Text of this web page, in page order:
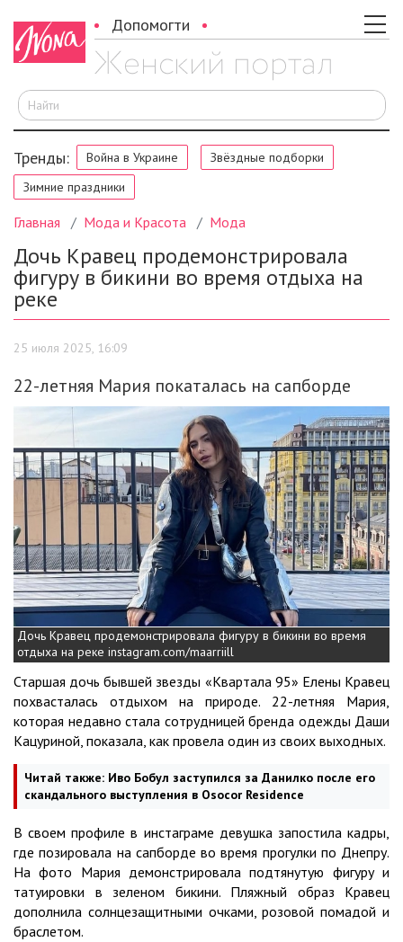
Допомогти
Тренды: Война в Украине
Звёздные подборки
Зимние праздники
Главная Мода и Красота Мода
Дочь Кравец продемонстрировала
фигуру в бикини во время отдыха на
реке
25 июля 2025, 16:09
22-летняя Мария покаталась на сапборде
Дочь Кравец продемонстрировала фигуру в бикини во время
отдыха на реке instagram.com/maarriill
Старшая дочь бывшей звезды «Квартала 95» Елены Кравец
похвасталась отдыхом на природе. 22-летняя Мария,
которая недавно стала сотрудницей бренда одежды Даши
Кацуриной, показала, как провела один из своих выходных.
Читай также: Иво Бобул заступился за Данилко после его
скандального выступления в Osocor Residence
В своем профиле в инстаграме девушка запостила кадры,
где позировала на сапборде во время прогулки по Днепру.
На фото Мария демонстрировала подтянутую фигуру и
татуировки в зеленом бикини. Пляжный образ Кравец
дополнила солнцезащитными очками, розовой помадой и
браслетом.